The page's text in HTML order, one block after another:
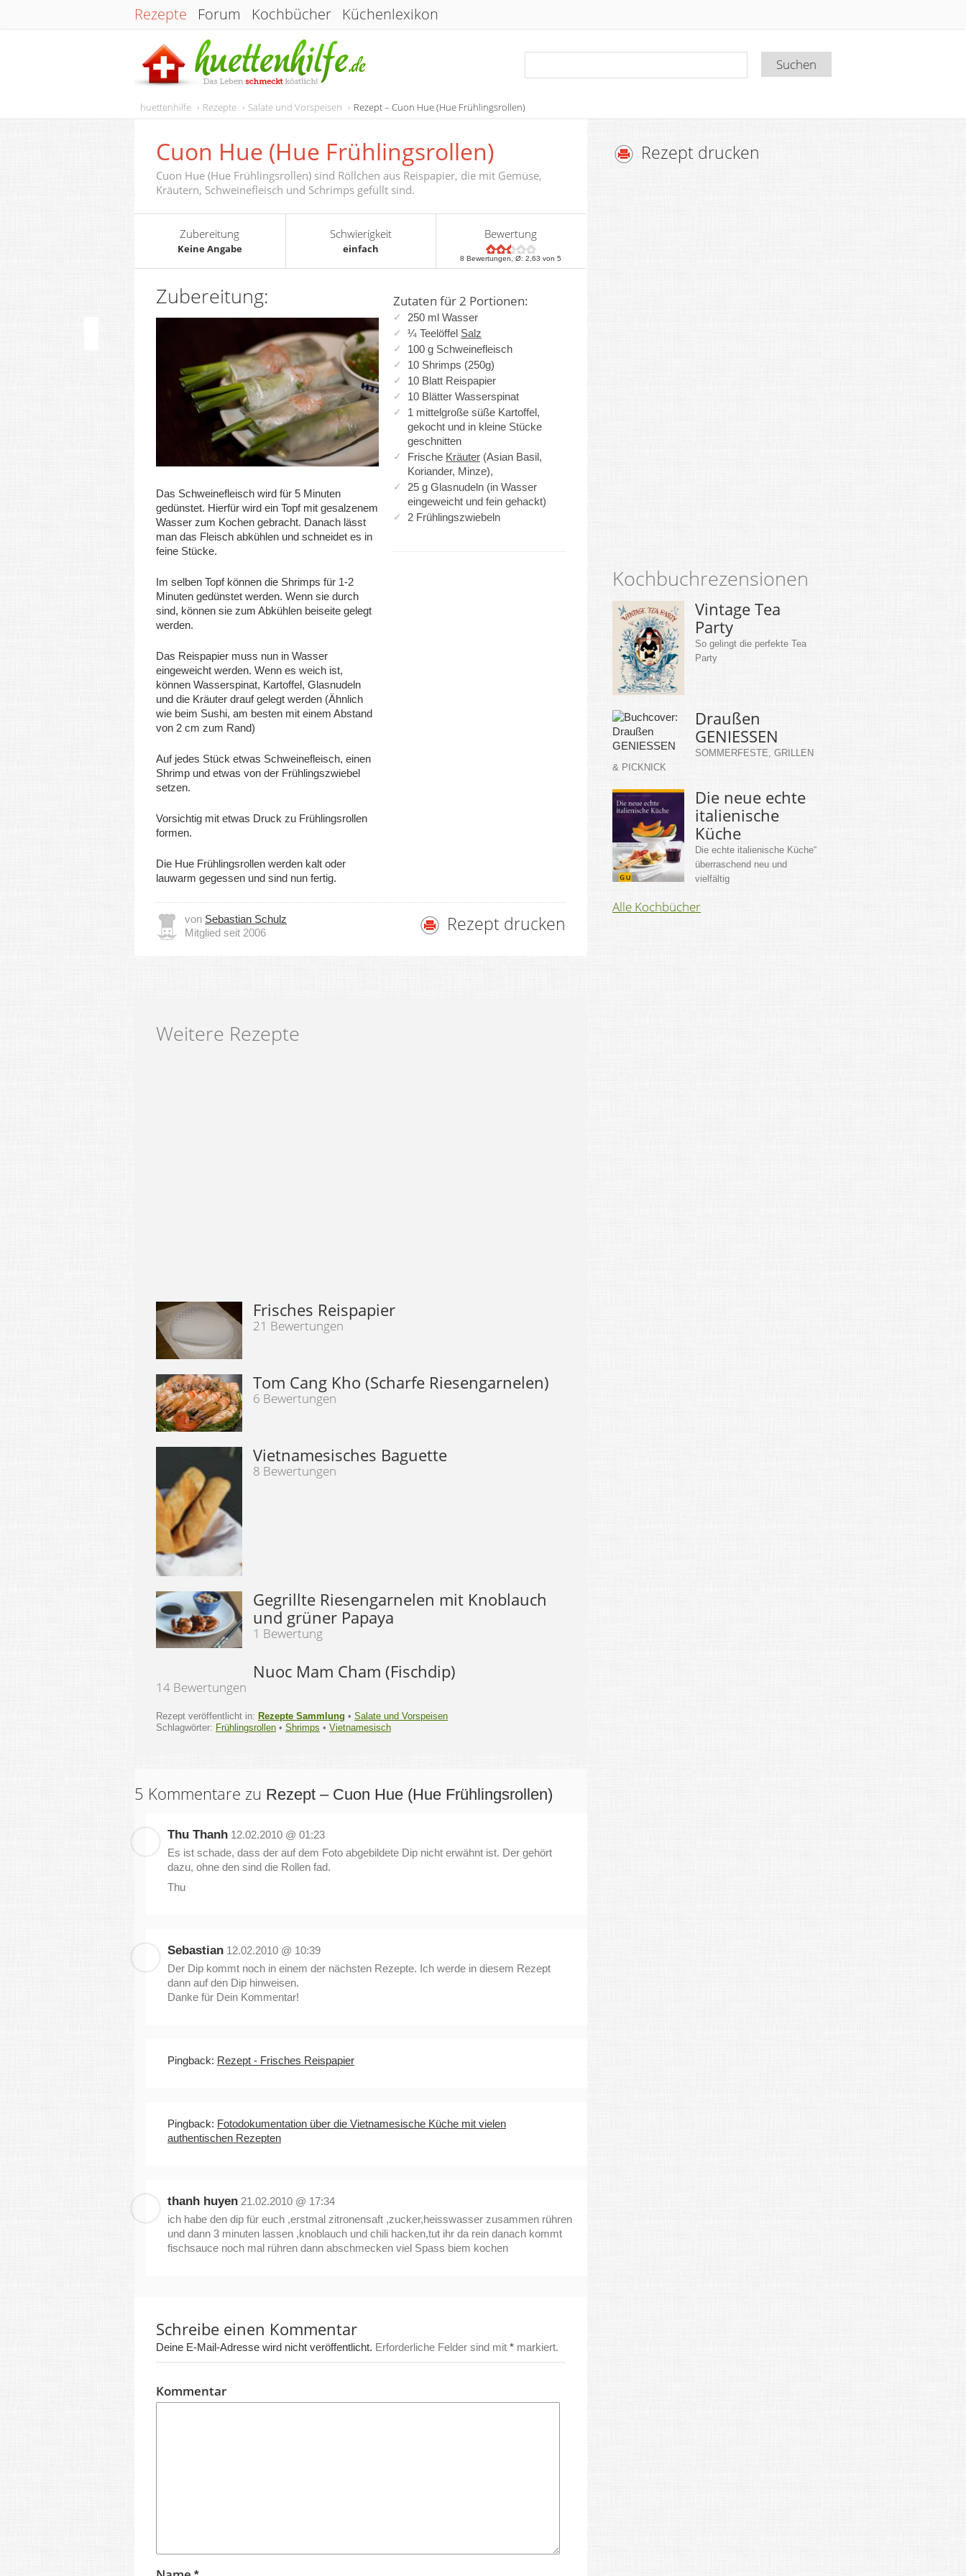
Rezepte Forum Kochbücher Küchenlexikon
huettenhilfe Rezepte Salate und Vorspeisen Rezept – Cuon Hue (Hue Frühlingsrollen)
Cuon Hue (Hue Frühlingsrollen)
Cuon Hue (Hue Frühlingsrollen) sind Röllchen aus Reispapier, die mit Gemüse,
Kräutern, Schweinefleisch und Schrimps gefüllt sind.
Zubereitung
Keine Angabe
Schwierigkeit
einfach
Bewertung
8 Bewertungen, Ø:2,63 von 5
Zutaten für 2 Portionen:
250 ml Wasser
¼ Teelöffel Salz
100 g Schweinefleisch
10 Shrimps (250g)
10 Blatt Reispapier
10 Blätter Wasserspinat
1 mittelgroße süße Kartoffel,
gekocht und in kleine Stücke
geschnitten
Frische Kräuter (Asian Basil,
Koriander, Minze),
25 g Glasnudeln (in Wasser
eingeweicht und fein gehackt)
2 Frühlingszwiebeln
Zubereitung:
Das Schweinefleisch wird für 5 Minuten
gedünstet. Hierfür wird ein Topf mit gesalzenem
Wasser zum Kochen gebracht. Danach lässt
man das Fleisch abkühlen und schneidet es in
feine Stücke.
Im selben Topf können die Shrimps für 1-2
Minuten gedünstet werden. Wenn sie durch
sind, können sie zum Abkühlen beiseite gelegt
werden.
Das Reispapier muss nun in Wasser
eingeweicht werden. Wenn es weich ist,
können Wasserspinat, Kartoffel, Glasnudeln
und die Kräuter drauf gelegt werden (Ähnlich
wie beim Sushi, am besten mit einem Abstand
von 2 cm zum Rand)
Auf jedes Stück etwas Schweinefleisch, einen
Shrimp und etwas von der Frühlingszwiebel
setzen.
Vorsichtig mit etwas Druck zu Frühlingsrollen
formen.
Die Hue Frühlingsrollen werden kalt oder
lauwarm gegessen und sind nun fertig.
von Sebastian Schulz
Mitglied seit 2006
Rezept drucken
Rezept drucken
Kochbuchrezensionen
Vintage Tea
Party
So gelingt die perfekte Tea
Party
Draußen
GENIESSEN
SOMMERFESTE, GRILLEN
& PICKNICK
Die neue echte
italienische
Küche
Die echte italienische Küche“
überraschend neu und
vielfältig
Alle Kochbücher
Weitere Rezepte
Frisches Reispapier
21 Bewertungen
Tom Cang Kho (Scharfe Riesengarnelen)
6 Bewertungen
Vietnamesisches Baguette
8 Bewertungen
Gegrillte Riesengarnelen mit Knoblauch
und grüner Papaya
1 Bewertung
Nuoc Mam Cham (Fischdip)
14 Bewertungen
Rezept veröffentlicht in: Rezepte Sammlung • Salate und Vorspeisen
Schlagwörter: Frühlingsrollen • Shrimps • Vietnamesisch
5 Kommentare zu Rezept – Cuon Hue (Hue Frühlingsrollen)
Thu Thanh 12.02.2010 @ 01:23
Es ist schade, dass der auf dem Foto abgebildete Dip nicht erwähnt ist. Der gehört
dazu, ohne den sind die Rollen fad.
Thu
Sebastian 12.02.2010 @ 10:39
Der Dip kommt noch in einem der nächsten Rezepte. Ich werde in diesem Rezept
dann auf den Dip hinweisen.
Danke für Dein Kommentar!
Pingback: Rezept - Frisches Reispapier
Pingback: Fotodokumentation über die Vietnamesische Küche mit vielen
authentischen Rezepten
thanh huyen 21.02.2010 @ 17:34
ich habe den dip für euch ,erstmal zitronensaft ,zucker,heisswasser zusammen rühren
und dann 3 minuten lassen ,knoblauch und chili hacken,tut ihr da rein danach kommt
fischsauce noch mal rühren dann abschmecken viel Spass biem kochen
Schreibe einen Kommentar
Deine E-Mail-Adresse wird nicht veröffentlicht. Erforderliche Felder sind mit * markiert.
Kommentar